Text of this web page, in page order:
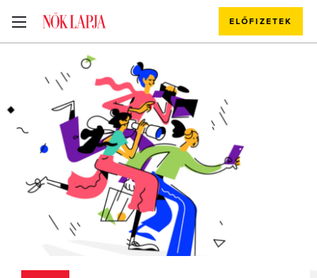
ELŐFIZETEK